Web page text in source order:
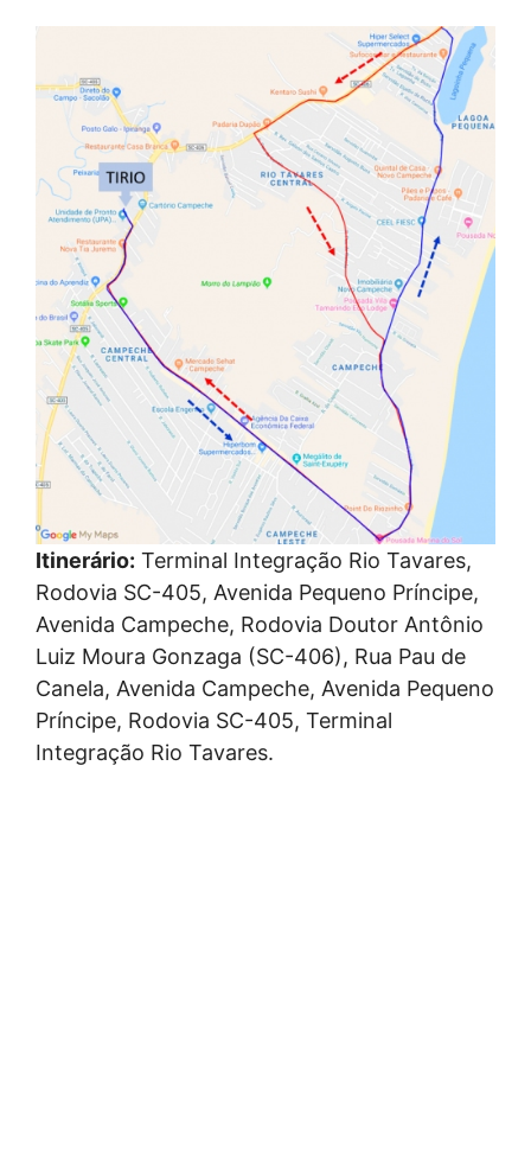
Itinerário: Terminal Integração Rio Tavares,
Rodovia SC-405, Avenida Pequeno Príncipe,
Avenida Campeche, Rodovia Doutor Antônio
Luiz Moura Gonzaga (SC-406), Rua Pau de
Canela, Avenida Campeche, Avenida Pequeno
Príncipe, Rodovia SC-405, Terminal
Integração Rio Tavares.